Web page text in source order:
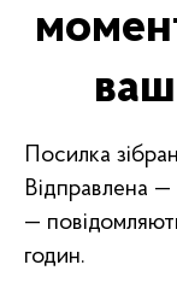
Посилка
Відправлена
—
годин.